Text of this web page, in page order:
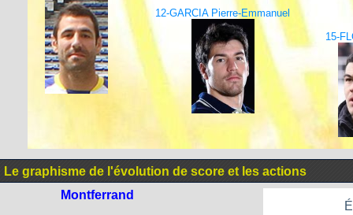
12-GARCIA Pierre-Emmanuel
15-
Le graphisme de l'évolution de score et les actions
Montferrand